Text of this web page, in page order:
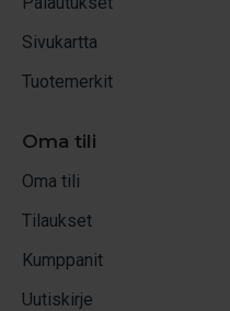
Sivukartta
Tuotemerkit
Oma tili
Oma tili
Tilaukset
Kumppanit
Uutiskirje